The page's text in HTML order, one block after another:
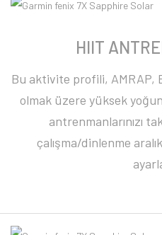
HIIT
Bu aktivite profili, AMRAP,
olmak üzere yüksek
antrenmanlarınızı
çalışma/dinlenme